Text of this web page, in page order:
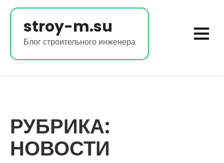
Перейти
содержимому
stroy-m.su
Блог строительного инженера
РУБРИКА:
НОВОСТИ